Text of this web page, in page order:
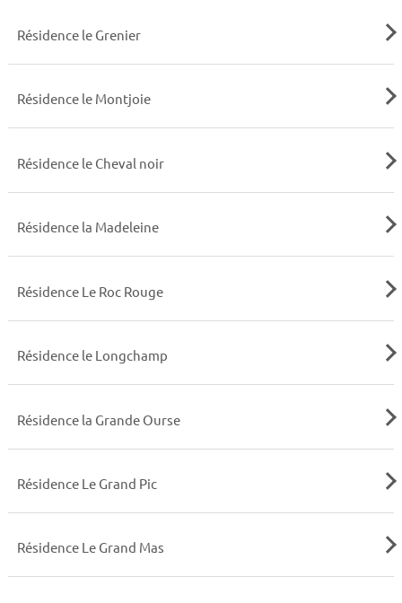
Résidence le Grenier
Résidence le Montjoie
Résidence le Cheval noir
Résidence la Madeleine
Résidence Le Roc Rouge
Résidence le Longchamp
Résidence la Grande Ourse
Résidence Le Grand Pic
Résidence Le Grand Mas